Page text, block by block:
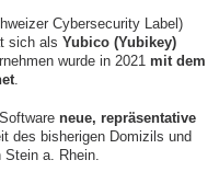
Cybersecurity Label)
sich als Yubico (Yubikey)
wurde in 2021 mit dem
neue, repräsentative
des bisherigen Domizils und
a. Rhein.